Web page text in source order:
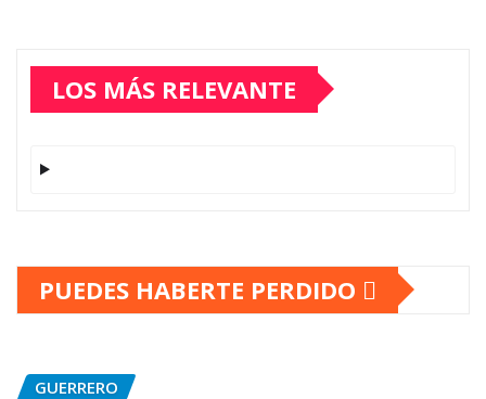
LOS MÁS RELEVANTE
PUEDES HABERTE PERDIDO
GUERRERO